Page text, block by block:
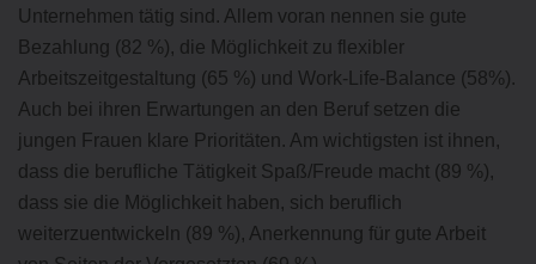
Unternehmen tätig sind. Allem voran nennen sie gute
Bezahlung (82 %), die Möglichkeit zu flexibler
Arbeitszeitgestaltung (65 %) und Work-Life-Balance (58%).
Auch bei ihren Erwartungen an den Beruf setzen die
jungen Frauen klare Prioritäten. Am wichtigsten ist ihnen,
dass die berufliche Tätigkeit Spaß/Freude macht (89 %),
dass sie die Möglichkeit haben, sich beruflich
weiterzuentwickeln (89 %), Anerkennung für gute Arbeit